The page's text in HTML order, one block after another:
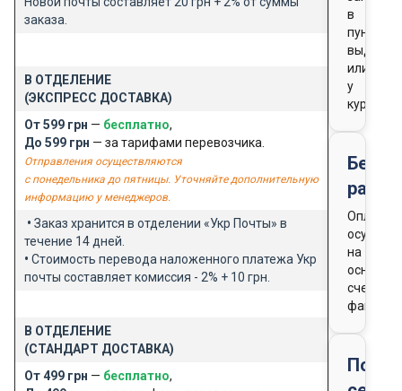
заказа.
В ОТДЕЛЕНИЕ
(ЭКСПРЕСС ДОСТАВКА)
От 599 грн — бесплатно,
До 599 грн — за тарифами перевозчика.
Отправления осуществляются
с понедельника до пятницы. Уточняйте дополнительную
информацию у менеджеров.
• Заказ хранится в отделении «Укр Почты» в
течение 14 дней.
• Стоимость перевода наложенного платежа Укр
почты составляет комиссия - 2% + 10 грн.
В ОТДЕЛЕНИЕ
(СТАНДАРТ ДОСТАВКА)
От 499 грн — бесплатно,
в
пункте
выдачи
или
у
курьера
Оплата
на
счета-
фактуры